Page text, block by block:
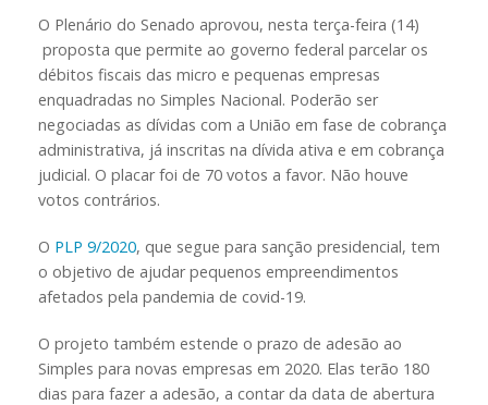
O Plenário do Senado aprovou, nesta terça-feira (14)
proposta que permite ao governo federal parcelar os
débitos fiscais das micro e pequenas empresas
enquadradas no Simples Nacional. Poderão ser
negociadas as dívidas com a União em fase de cobrança
administrativa, já inscritas na dívida ativa e em cobrança
judicial. O placar foi de 70 votos a favor. Não houve
votos contrários.
O PLP 9/2020, que segue para sanção presidencial, tem
o objetivo de ajudar pequenos empreendimentos
afetados pela pandemia de covid-19.
O projeto também estende o prazo de adesão ao
Simples para novas empresas em 2020. Elas terão 180
dias para fazer a adesão, a contar da data de abertura